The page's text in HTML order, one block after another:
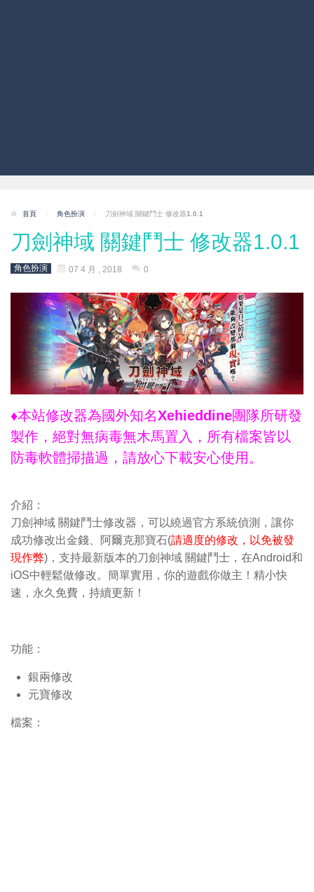
首頁 / 角色扮演 / 刀劍神域 關鍵鬥士 修改器1.0.1
刀劍神域 關鍵鬥士 修改器1.0.1
角色扮演 07 4 月 , 2018 0
♦本站修改器為國外知名Xehieddine團隊所研發
製作，絕對無病毒無木馬置入，所有檔案皆以
防毒軟體掃描過，請放心下載安心使用。
介紹：
刀劍神域 關鍵鬥士修改器，可以繞過官方系統偵測，讓你
成功修改出金錢、阿爾克那寶石(請適度的修改，以免被發
現作弊)，支持最新版本的刀劍神域 關鍵鬥士，在Android和
iOS中輕鬆做修改。簡單實用，你的遊戲你做主！精小快
速，永久免費，持續更新！
功能：
銀兩修改
元寶修改
檔案：